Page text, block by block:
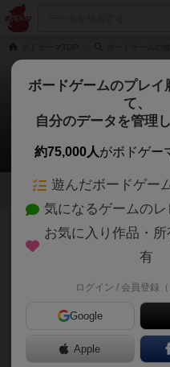
マ
次のおす
1
『マリオット』が好きな方
このゲームのトップページで投票
が近いボードゲームをランキング形
ボードゲームのプレイ
て、
自分のデータを管理
約75,000人がボドゲー
遊んだボードゲー
気になるゲームの
お気に入り作品・
有
ログイン / 会員登録（
Google
Apple